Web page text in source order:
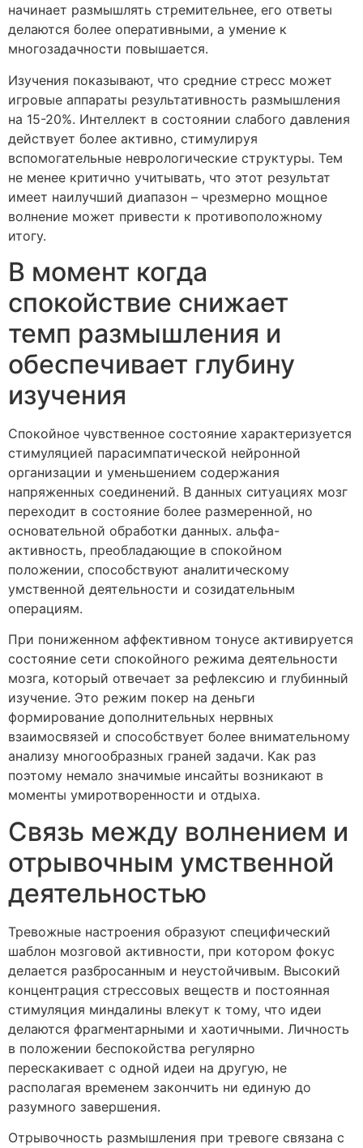
начинает размышлять стремительнее, его ответы
делаются более оперативными, а умение к
многозадачности повышается.
Изучения показывают, что средние стресс может
игровые аппараты результативность размышления
на 15-20%. Интеллект в состоянии слабого давления
действует более активно, стимулируя
вспомогательные неврологические структуры. Тем
не менее критично учитывать, что этот результат
имеет наилучший диапазон – чрезмерно мощное
волнение может привести к противоположному
итогу.
В момент когда
спокойствие снижает
темп размышления и
обеспечивает глубину
изучения
Спокойное чувственное состояние характеризуется
стимуляцией парасимпатической нейронной
организации и уменьшением содержания
напряженных соединений. В данных ситуациях мозг
переходит в состояние более размеренной, но
основательной обработки данных. альфа-
активность, преобладающие в спокойном
положении, способствуют аналитическому
умственной деятельности и созидательным
операциям.
При пониженном аффективном тонусе активируется
состояние сети спокойного режима деятельности
мозга, который отвечает за рефлексию и глубинный
изучение. Это режим покер на деньги
формирование дополнительных нервных
взаимосвязей и способствует более внимательному
анализу многообразных граней задачи. Как раз
поэтому немало значимые инсайты возникают в
моменты умиротворенности и отдыха.
Связь между волнением и
отрывочным умственной
деятельностью
Тревожные настроения образуют специфический
шаблон мозговой активности, при котором фокус
делается разбросанным и неустойчивым. Высокий
концентрация стрессовых веществ и постоянная
стимуляция миндалины влекут к тому, что идеи
делаются фрагментарными и хаотичными. Личность
в положении беспокойства регулярно
перескакивает с одной идеи на другую, не
располагая временем закончить ни единую до
разумного завершения.
Отрывочность размышления при тревоге связана с